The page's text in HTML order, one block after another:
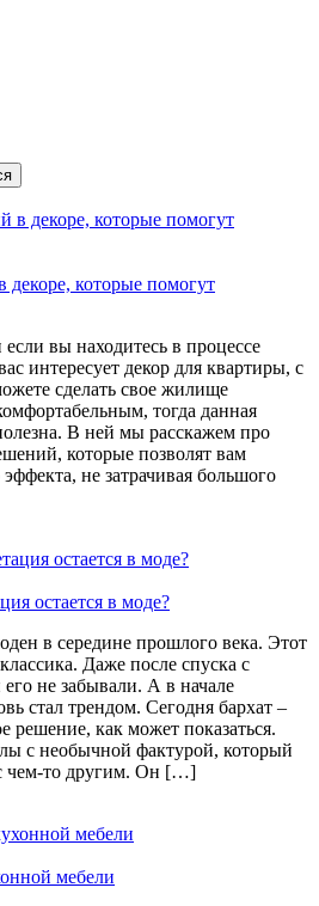
которые помогут
вы находитесь в процессе
интересует декор для квартиры, с
сделать свое жилище
тогда данная
В ней мы расскажем про
которые позволят вам
не затрачивая большого
остается в моде?
в середине прошлого века. Этот
Даже после спуска с
его не забывали. А в начале
стал трендом. Сегодня бархат –
решение, как может показаться.
с необычной фактурой, который
чем-то другим. Он […]
мебели